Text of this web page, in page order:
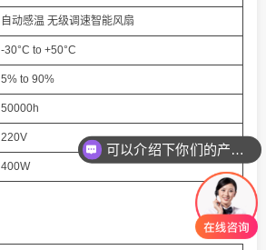
自动感温 无级调速智能风扇
-30°C to +50°C
5% to 90%
50000h
220V
400W
可以介绍下你们的产品么